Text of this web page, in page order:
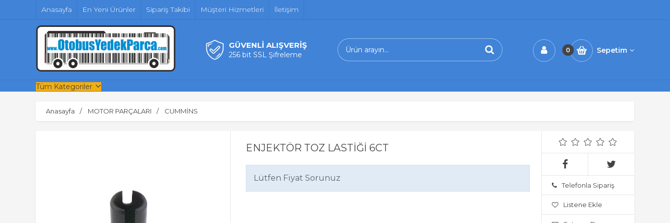
Anasayfa En Yeni Ürünler Sipariş Takibi Müşteri Hizmetleri İletişim
GÜVENLİ ALIŞVERİŞ
256 bit SSL Şifreleme
0 Sepetim
Tüm Kategoriler
Anasayfa MOTOR PARÇALARI CUMMİNS
ENJEKTÖR TOZ LASTİĞİ 6CT
Lütfen Fiyat Sorunuz
Telefonla Sipariş
Listene Ekle